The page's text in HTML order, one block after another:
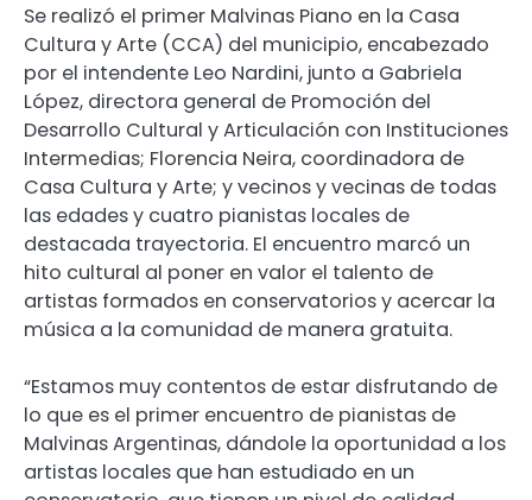
Se realizó el primer Malvinas Piano en la Casa
Cultura y Arte (CCA) del municipio, encabezado
por el intendente Leo Nardini, junto a Gabriela
López, directora general de Promoción del
Desarrollo Cultural y Articulación con Instituciones
Intermedias; Florencia Neira, coordinadora de
Casa Cultura y Arte; y vecinos y vecinas de todas
las edades y cuatro pianistas locales de
destacada trayectoria. El encuentro marcó un
hito cultural al poner en valor el talento de
artistas formados en conservatorios y acercar la
música a la comunidad de manera gratuita.
“Estamos muy contentos de estar disfrutando de
lo que es el primer encuentro de pianistas de
Malvinas Argentinas, dándole la oportunidad a los
artistas locales que han estudiado en un